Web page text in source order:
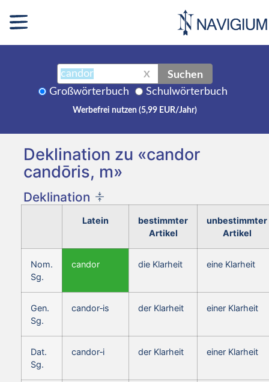
X Suchen
Großwörterbuch Schulwörterbuch
Werbefrei nutzen (5,99 EUR/Jahr)
Deklination zu «candor
candōris, m»
Deklination
Latein
bestimmter
Artikel
unbestimmter
Artikel
Nom.
Sg.
candor die Klarheit eine Klarheit
Gen.
Sg.
candor‑is der Klarheit einer Klarheit
Dat.
Sg.
candor‑i der Klarheit einer Klarheit